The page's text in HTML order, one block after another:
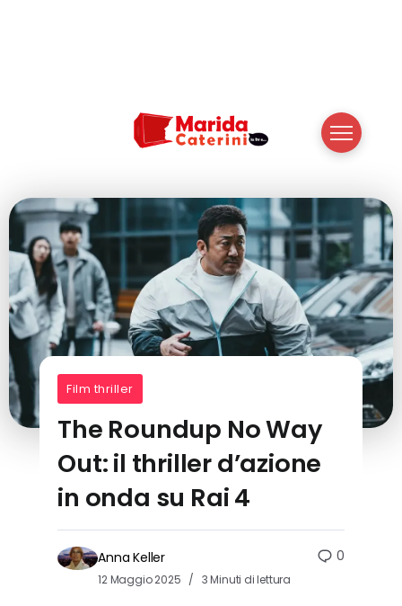
Film thriller
The Roundup No Way
Out: il thriller d’azione
in onda su Rai 4
Anna Keller
12 Maggio 2025 3 Minuti di lettura
0